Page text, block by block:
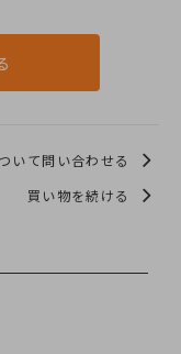
いて問い合わせる
買い物を続ける